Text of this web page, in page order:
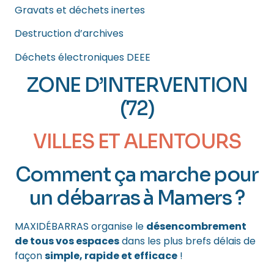
Gravats et déchets inertes
Destruction d’archives
Déchets électroniques DEEE
ZONE D’INTERVENTION
(72)
VILLES ET ALENTOURS
Comment ça marche pour
un débarras à Mamers ?
MAXIDÉBARRAS organise le désencombrement
de tous vos espacesdans les plus brefs délais de
façonsimple, rapide et efficace !